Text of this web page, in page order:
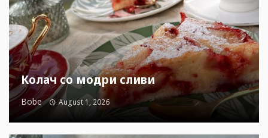
Колач со модри сливи
Bobe August 1, 2026